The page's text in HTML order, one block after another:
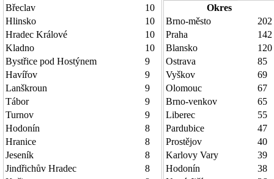
Břeclav
10
Hlinsko
10
Hradec Králové
10
Kladno
10
Bystřice pod Hostýnem
9
Havířov
9
Lanškroun
9
Tábor
9
Turnov
9
Hodonín
8
Hranice
8
Jeseník
8
Jindřichův Hradec
8
Okres
Brno-město
202
Praha
142
Blansko
120
Ostrava
85
Vyškov
69
Olomouc
67
Brno-venkov
65
Liberec
55
Pardubice
47
Prostějov
40
Karlovy Vary
39
Hodonín
38